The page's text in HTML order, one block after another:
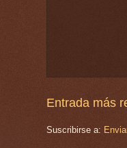
Entrada más
Suscribirse a: